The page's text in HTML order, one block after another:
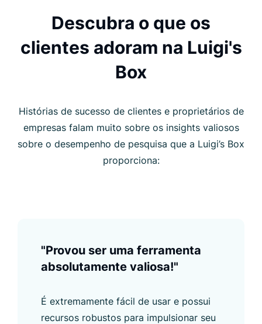
Descubra o que os
clientes adoram na Luigi's
Box
Histórias de sucesso de clientes e proprietários de
empresas falam muito sobre os insights valiosos
sobre o desempenho de pesquisa que a Luigi’s Box
proporciona:
"Provou ser uma ferramenta
absolutamente valiosa!"
É extremamente fácil de usar e possui
recursos robustos para impulsionar seu